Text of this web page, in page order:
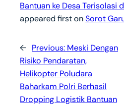
Bantuan ke Desa Terisolasi
appeared first onSorot
← Previous: Meski Dengan
Risiko Pendaratan,
Helikopter Poludara
Baharkam Polri Berhasil
Dropping Logistik Bantuan